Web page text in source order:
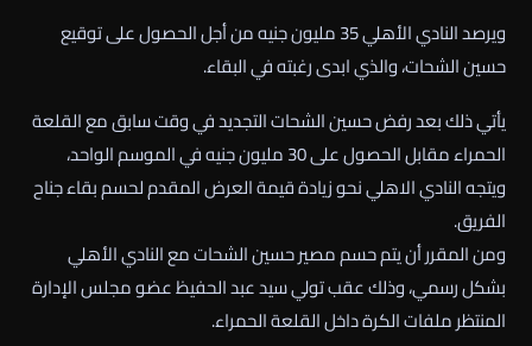
ويرصد النادي الأهلي 35 مليون جنيه من أجل الحصول على توقيع
حسين الشحات، والذي ابدى رغبته في البقاء.
يأتي ذلك بعد رفض حسين الشحات التجديد في وقت سابق مع القلعة
الحمراء مقابل الحصول على 30 مليون جنيه في الموسم الواحد،
ويتجه النادي الاهلي نحو زيادة قيمة العرض المقدم لحسم بقاء جناح
الفريق.
ومن المقرر أن يتم حسم مصير حسين الشحات مع النادي الأهلي
بشكل رسمي، وذلك عقب تولي سيد عبد الحفيظ عضو مجلس الإدارة
المنتظر ملفات الكرة داخل القلعة الحمراء.